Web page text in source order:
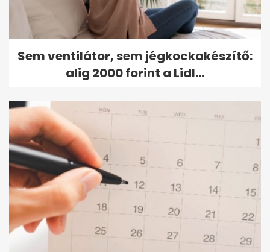
Sem ventilátor, sem jégkockakészítő:
alig 2000 forint a Lidl...